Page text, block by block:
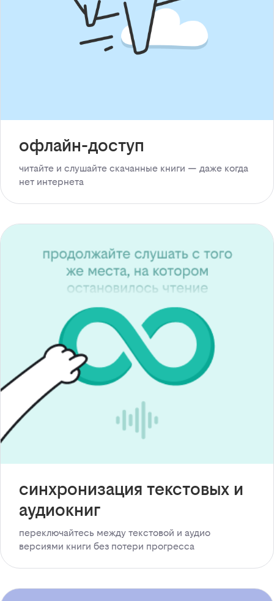
офлайн-доступ
читайте и слушайте скачанные книги — даже когда
нет интернета
синхронизация текстовых и
аудиокниг
переключайтесь между текстовой и аудио
версиями книги без потери прогресса